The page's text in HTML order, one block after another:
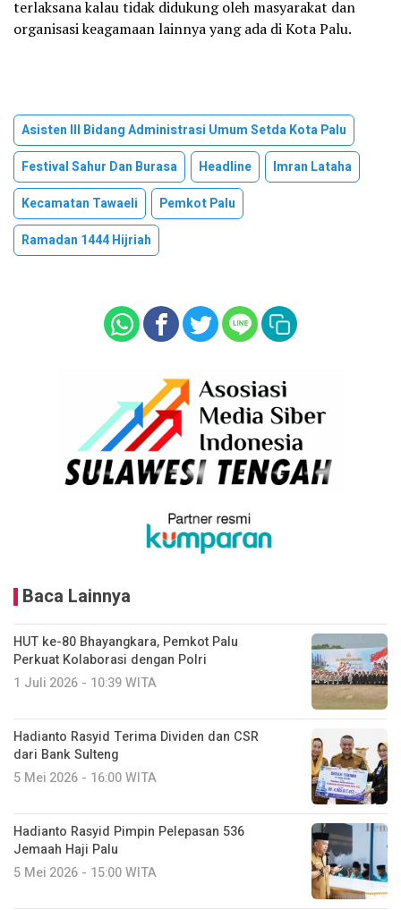
terlaksana kalau tidak didukung oleh masyarakat dan
organisasi keagamaan lainnya yang ada di Kota Palu.
Asisten III Bidang Administrasi Umum Setda Kota Palu
Festival Sahur Dan Burasa
Headline
Imran Lataha
Kecamatan Tawaeli
Pemkot Palu
Ramadan 1444 Hijriah
Baca Lainnya
HUT ke-80 Bhayangkara, Pemkot Palu
Perkuat Kolaborasi dengan Polri
1 Juli 2026 - 10:39 WITA
Hadianto Rasyid Terima Dividen dan CSR
dari Bank Sulteng
5 Mei 2026 - 16:00 WITA
Hadianto Rasyid Pimpin Pelepasan 536
Jemaah Haji Palu
5 Mei 2026 - 15:00 WITA